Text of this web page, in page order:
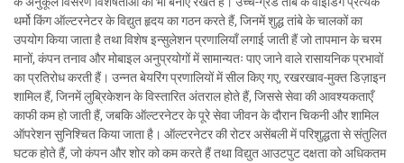
थर्मो किंग ऑल्टरनेटर के विद्युत हृदय का गठन करते हैं, जिनमें शुद्ध तांबे के चालकों का
उपयोग किया जाता है तथा विशेष इन्सुलेशन प्रणालियाँ लगाई जाती हैं जो तापमान के चरम
मानों, कंपन तनाव और मोबाइल अनुप्रयोगों में सामान्यतः पाए जाने वाले रासायनिक प्रभावों
का प्रतिरोध करती हैं। उन्नत बेयरिंग प्रणालियों में सील किए गए, रखरखाव-मुक्त डिज़ाइन
शामिल हैं, जिनमें लुब्रिकेशन के विस्तारित अंतराल होते हैं, जिससे सेवा की आवश्यकताएँ
काफी कम हो जाती हैं, जबकि ऑल्टरनेटर के पूरे सेवा जीवन के दौरान चिकनी और शामिल
ऑपरेशन सुनिश्चित किया जाता है। ऑल्टरनेटर की रोटर असेंबली में परिशुद्धता से संतुलित
घटक होते हैं, जो कंपन और शोर को कम करते हैं तथा विद्युत आउटपुट दक्षता को अधिकतम